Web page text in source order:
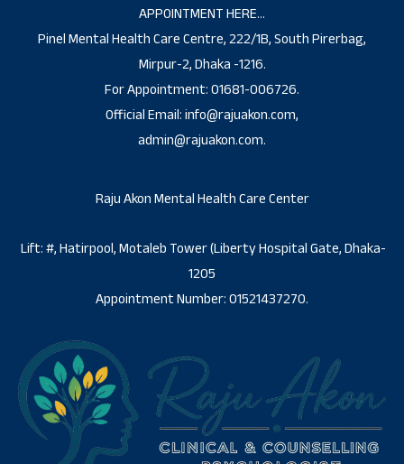
APPOINTMENT HERE…
Pinel Mental Health Care Centre, 222/1B, South Pirerbag,
Mirpur-2, Dhaka -1216.
For Appointment: 01681-006726.
Official Email: info@rajuakon.com,
admin@rajuakon.com.
Raju Akon Mental Health Care Center
Lift: #, Hatirpool, Motaleb Tower (Liberty Hospital Gate, Dhaka-
1205
Appointment Number: 01521437270.